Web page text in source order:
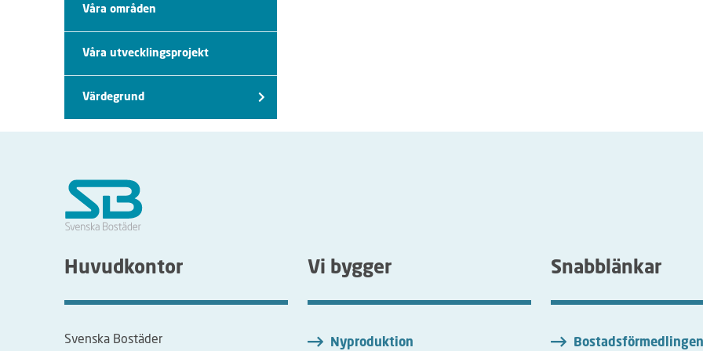
Våra områden
Våra utvecklingsprojekt
Värdegrund
Huvudkontor
Svenska Bostäder
Vi bygger
Nyproduktion
Snabblänkar
Bostadsförmedlingen